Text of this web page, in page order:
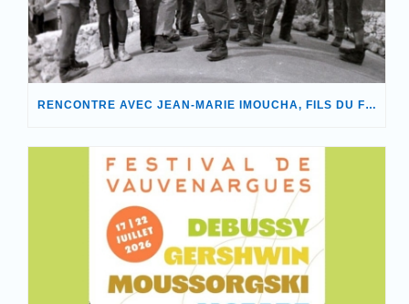
RENCONTRE AVEC JEAN-MARIE IMOUCHA, FILS DU FONDATEUR DE NOTRE ASSOCIATION